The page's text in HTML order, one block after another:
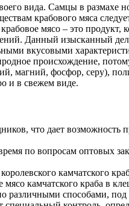
вида. Самцы в размахе
крабового мяса
мясо – это
Данный изысканный
вкусовыми
происхождение,
магний, фосфор, серу),
и в свежем виде.
что дает возможность
по вопросам оптовых
камчатского
камчатского краба в
способами,